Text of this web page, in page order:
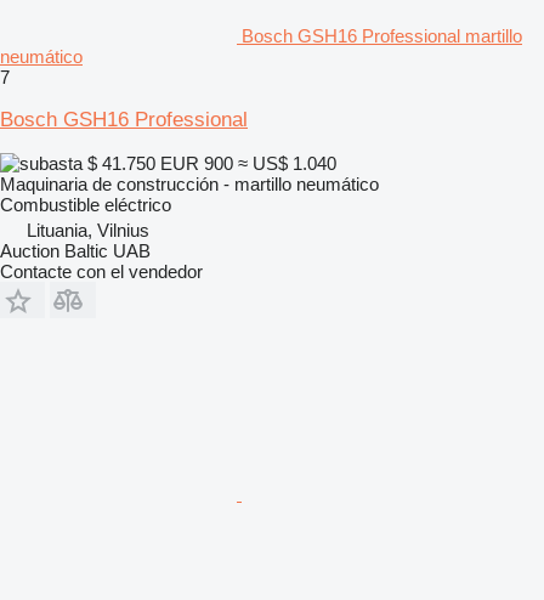
Bosch GSH16 Professional martillo
neumático
7
Bosch GSH16 Professional
$ 41.750 EUR 900 ≈ US$ 1.040
Maquinaria de construcción - martillo neumático
Combustible eléctrico
Lituania, Vilnius
Auction Baltic UAB
Contacte con el vendedor